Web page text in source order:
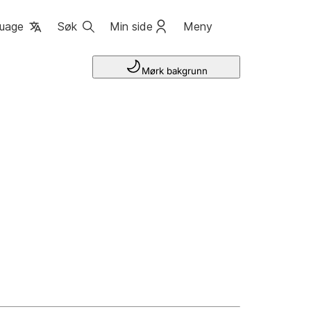
Søk Min side Meny
Mørk bakgrunn